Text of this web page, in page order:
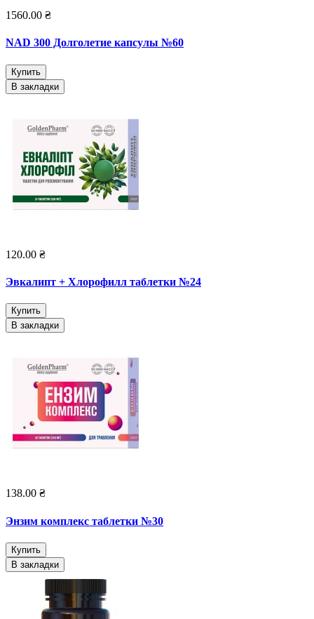
1560.00 ₴
NAD 300 Долголетие капсулы №60
Купить
В закладки
120.00 ₴
Эвкалипт + Хлорофилл таблетки №24
Купить
В закладки
138.00 ₴
Энзим комплекс таблетки №30
Купить
В закладки